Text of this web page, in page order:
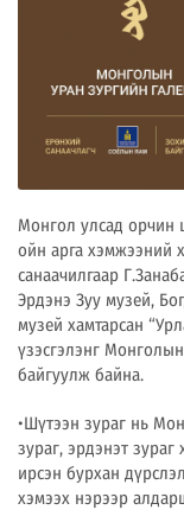
Монгол улсад орчин
ойн арга хэмжээний
санаачилгаар
Эрдэнэ Зуу музей,
музей хамтарсан
үзэсгэлэнг
байгуулж байна.
•Шүтээн зураг нь
зураг, эрдэнэт
ирсэн бурхан
хэмээх нэрээр